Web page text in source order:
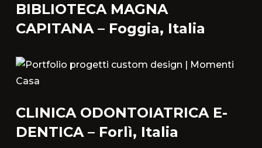
BIBLIOTECA MAGNA
CAPITANA – Foggia, Italia
CLINICA ODONTOIATRICA E-
DENTICA – Forlì, Italia